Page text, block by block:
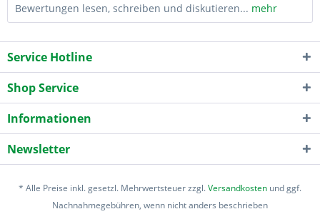
Bewertungen lesen, schreiben und diskutieren... mehr
Service Hotline
Shop Service
Informationen
Newsletter
* Alle Preise inkl. gesetzl. Mehrwertsteuer zzgl.Versandkosten und ggf.
Nachnahmegebühren, wenn nicht anders beschrieben